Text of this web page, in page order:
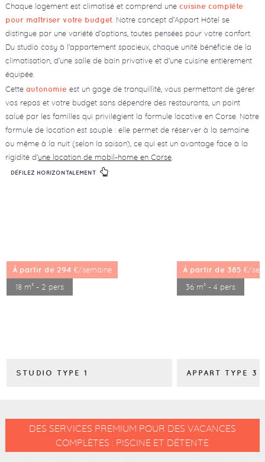
Chaque logement est climatisé et comprend une cuisine complète
pour maîtriser votre budget . Notre concept d’Appart Hôtel se
distingue par une variété d’options, toutes pensées pour votre confort.
Du studio cosy à l’appartement spacieux, chaque unité bénéficie de la
climatisation, d’une salle de bain privative et d’une cuisine entièrement
équipée.
Cette autonomie est un gage de tranquillité, vous permettant de gérer
vos repas et votre budget sans dépendre des restaurants, un point
salué par les familles qui privilégient la formule locative en Corse. Notre
formule de location est souple : elle permet de réserver à la semaine
ou même à la nuit (selon la saison), ce qui est un avantage face à la
rigidité d’une location de mobil-home en Corse.
DÉFILEZ HORIZONTALEMENT
à partir de 294 €/semaine
18 m² - 2 pers
STUDIO TYPE 1
EN SAVOIR PLUS à partir de 385 €/
36 m² - 4 pers
APPART TYPE 3
EN SAVOIR PLUS
DES SERVICES PREMIUM POUR DES VACANCES
COMPLÈTES : PISCINE ET DÉTENTE